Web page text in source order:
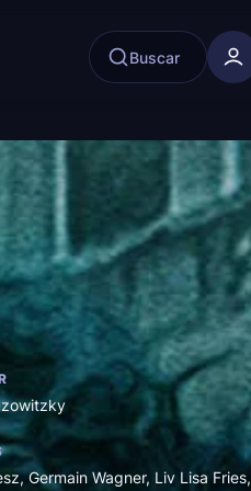
Buscar
,Germain Wagner, Liv Lisa Fries,